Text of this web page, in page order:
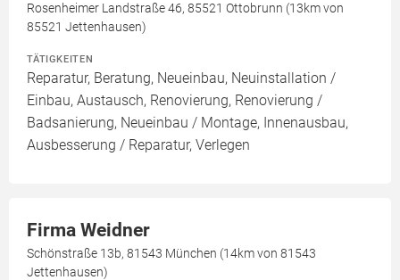
Rosenheimer Landstraße 46, 85521 Ottobrunn (13km von
85521 Jettenhausen)
TÄTIGKEITEN
Reparatur, Beratung, Neueinbau, Neuinstallation /
Einbau, Austausch, Renovierung, Renovierung /
Badsanierung, Neueinbau / Montage, Innenausbau,
Ausbesserung / Reparatur, Verlegen
Firma Weidner
Schönstraße 13b, 81543 München (14km von 81543
Jettenhausen)